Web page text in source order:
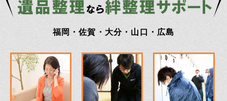
福岡・佐賀・大分・山口・広島